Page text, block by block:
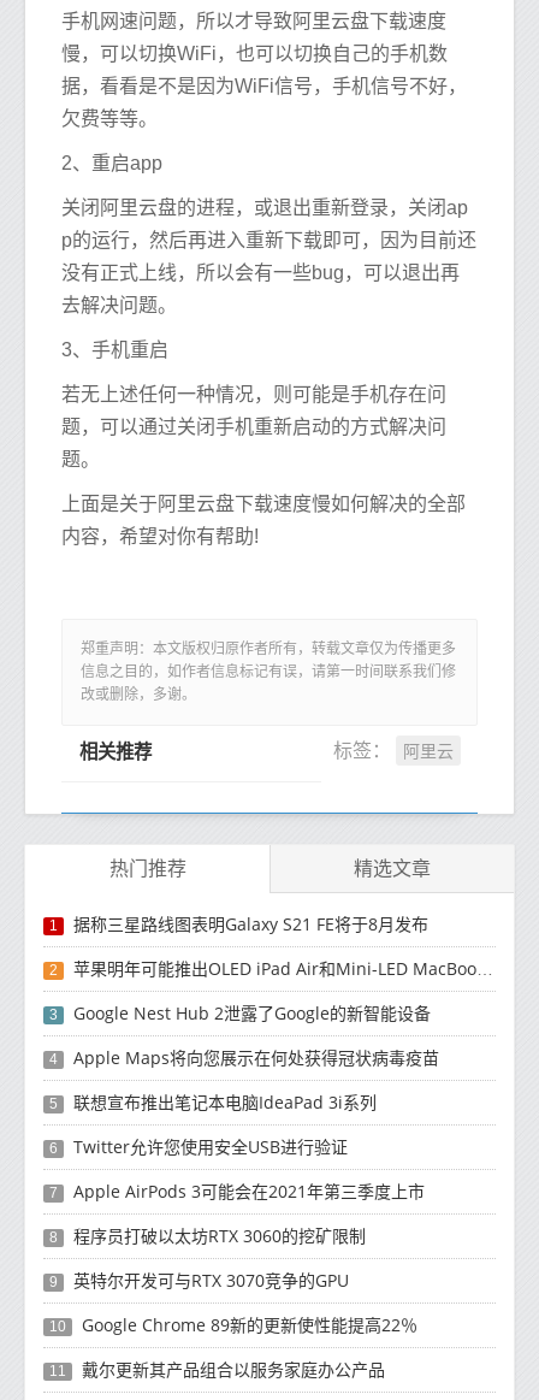
手机网速问题，所以才导致阿里云盘下载速度
慢，可以切换WiFi，也可以切换自己的手机数
据，看看是不是因为WiFi信号，手机信号不好，
欠费等等。
2、重启app
关闭阿里云盘的进程，或退出重新登录，关闭ap
p的运行，然后再进入重新下载即可，因为目前还
没有正式上线，所以会有一些bug，可以退出再
去解决问题。
3、手机重启
若无上述任何一种情况，则可能是手机存在问
题，可以通过关闭手机重新启动的方式解决问
题。
上面是关于阿里云盘下载速度慢如何解决的全部
内容，希望对你有帮助!
郑重声明：本文版权归原作者所有，转载文章仅为传播更多
信息之目的，如作者信息标记有误，请第一时间联系我们修
改或删除，多谢。
标签： 阿里云
相关推荐
热门推荐 精选文章
1 据称三星路线图表明Galaxy S21 FE将于8月发布
2 苹果明年可能推出OLED iPad Air和Mini-LED MacBook Air
3 Google Nest Hub 2泄露了Google的新智能设备
4 Apple Maps将向您展示在何处获得冠状病毒疫苗
5 联想宣布推出笔记本电脑IdeaPad 3i系列
6 Twitter允许您使用安全USB进行验证
7 Apple AirPods 3可能会在2021年第三季度上市
8 程序员打破以太坊RTX 3060的挖矿限制
9 英特尔开发可与RTX 3070竞争的GPU
10 Google Chrome 89新的更新使性能提高22％
11 戴尔更新其产品组合以服务家庭办公产品